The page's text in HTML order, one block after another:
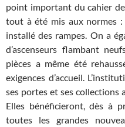
point important du cahier
tout à été mis aux normes :
installé des rampes. On a
d’ascenseurs flambant
pièces a même été
exigences d’accueil.
ses portes et ses collections
Elles bénéficieront, dès à
toutes les grandes